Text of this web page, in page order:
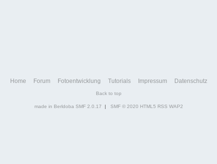
Home Forum Fotoentwicklung Tutorials Impressum Datenschutz
Back to top
made in Berldoba SMF 2.0.17 | SMF © 2020 HTML5 RSS WAP2